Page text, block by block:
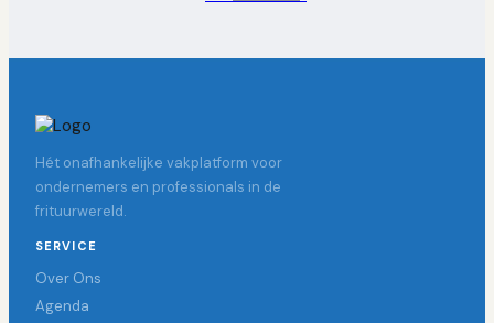
Hét onafhankelijke vakplatform voor
ondernemers en professionals in de
frituurwereld.
SERVICE
Over Ons
Agenda